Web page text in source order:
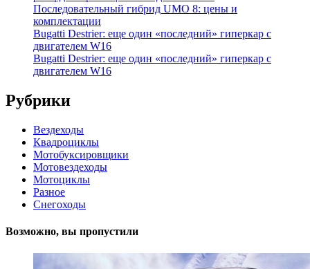
Последовательный гибрид UMO 8: цены и
комплектации
Bugatti Destrier: еще один «последний» гиперкар с
двигателем W16
Bugatti Destrier: еще один «последний» гиперкар с
двигателем W16
Рубрики
Вездеходы
Квадроциклы
Мотобуксировщики
Мотовездеходы
Мотоциклы
Разное
Снегоходы
Возможно, вы пропустили